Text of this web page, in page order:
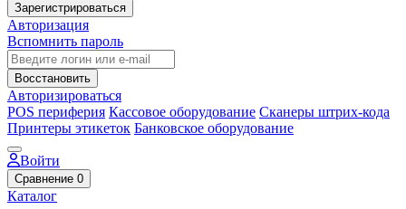
Зарегистрироваться
Авторизация
Вспомнить пароль
Восстановить
Авторизироваться
POS периферия Кассовое оборудование Сканеры штрих-кода
Принтеры этикеток Банковское оборудование
Войти
Сравнение 0
Каталог